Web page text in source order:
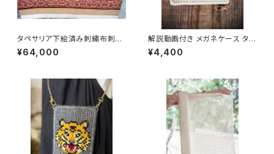
タペサリア下絵済み刺繍布刺繍
布＿Tapet 絨毯特大
¥64,000
解説動画付き メガネケース タペ
サリアキット（はじめてさん向き）
¥4,400